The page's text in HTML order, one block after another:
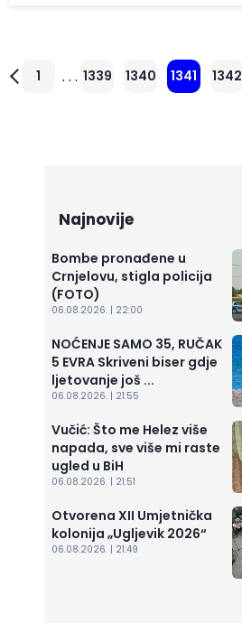
1 . . . 1339 1340 1341 1342
Najnovije
Bombe pronađene u
Crnjelovu, stigla policija
(FOTO)
06.08.2026. | 22:00
NOĆENJE SAMO 35, RUČAK
5 EVRA Skriveni biser gdje
ljetovanje još ...
06.08.2026. | 21:55
Vučić: Što me Helez više
napada, sve više mi raste
ugled u BiH
06.08.2026. | 21:51
Otvorena XII Umjetnička
kolonija „Ugljevik 2026“
06.08.2026. | 21:49